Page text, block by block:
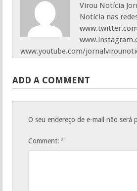
Virou Notícia
Notícia nas
www.youtube.com/
ADD A COMMENT
O seu endereço de e-mail não será
Comment: *